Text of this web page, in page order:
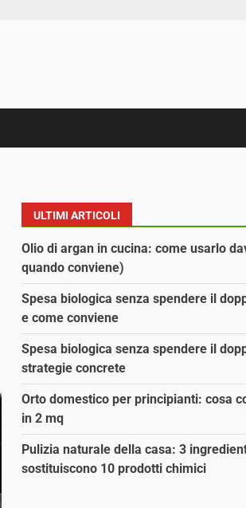
ULTIMI ARTICOLI
Olio di argan in cucina: come usarlo
quando conviene)
Spesa biologica senza spendere il
e come conviene
Spesa biologica senza spendere il
strategie concrete
Orto domestico per principianti: cosa
in 2 mq
Pulizia naturale della casa: 3
sostituiscono 10 prodotti chimici